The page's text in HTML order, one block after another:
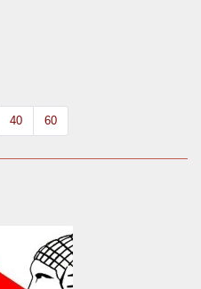
40 60